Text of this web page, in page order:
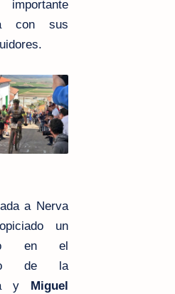
con sus
a Nerva
un
en el
de la
y Miguel